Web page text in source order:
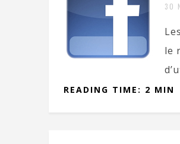
30
le
READING TIME: 2 MIN